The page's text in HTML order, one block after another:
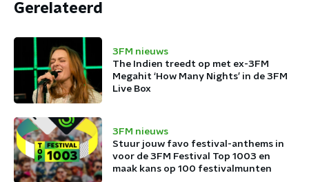
Gerelateerd
3FM nieuws
The Indien treedt op met ex-3FM
Megahit ‘How Many Nights’ in de 3FM
Live Box
3FM nieuws
Stuur jouw favo festival-anthems in
voor de 3FM Festival Top 1003 en
maak kans op 100 festivalmunten